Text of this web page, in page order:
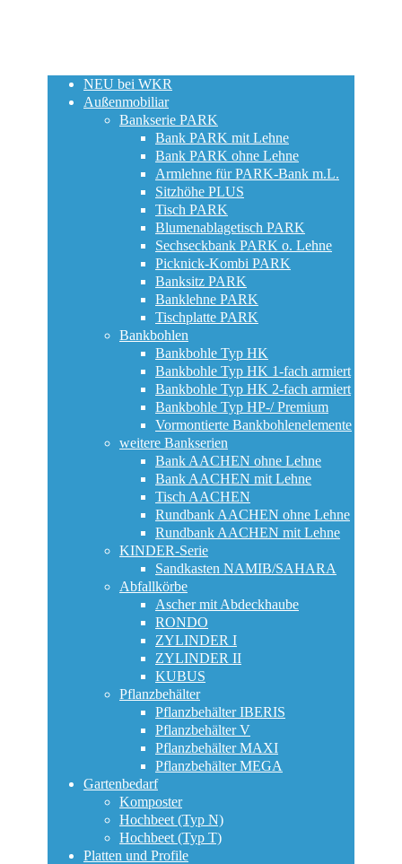
NEU bei WKR
Außenmobiliar
Bankserie PARK
Bank PARK mit Lehne
Bank PARK ohne Lehne
Armlehne für PARK-Bank m.L.
Sitzhöhe PLUS
Tisch PARK
Blumenablagetisch PARK
Sechseckbank PARK o. Lehne
Picknick-Kombi PARK
Banksitz PARK
Banklehne PARK
Tischplatte PARK
Bankbohlen
Bankbohle Typ HK
Bankbohle Typ HK 1-fach armiert
Bankbohle Typ HK 2-fach armiert
Bankbohle Typ HP-/ Premium
Vormontierte Bankbohlenelemente
weitere Bankserien
Bank AACHEN ohne Lehne
Bank AACHEN mit Lehne
Tisch AACHEN
Rundbank AACHEN ohne Lehne
Rundbank AACHEN mit Lehne
KINDER-Serie
Sandkasten NAMIB/SAHARA
Abfallkörbe
Ascher mit Abdeckhaube
RONDO
ZYLINDER I
ZYLINDER II
KUBUS
Pflanzbehälter
Pflanzbehälter IBERIS
Pflanzbehälter V
Pflanzbehälter MAXI
Pflanzbehälter MEGA
Gartenbedarf
Komposter
Hochbeet (Typ N)
Hochbeet (Typ T)
Platten und Profile